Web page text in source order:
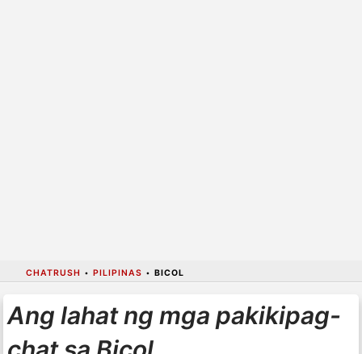
CHATRUSH • PILIPINAS • BICOL
Ang lahat ng mga pakikipag-